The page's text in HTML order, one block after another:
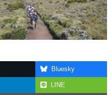
Bluesky
LINE